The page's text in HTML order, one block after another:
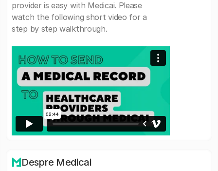
provider is easy with Medicai. Please
watch the following short video for a
step by step walkthrough.
Despre Medicai